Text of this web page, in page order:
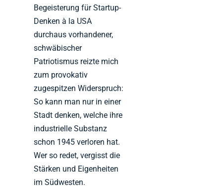
Begeisterung für Startup-
Denken à la USA
durchaus vorhandener,
schwäbischer
Patriotismus reizte mich
zum provokativ
zugespitzen Widerspruch:
So kann man nur in einer
Stadt denken, welche ihre
industrielle Substanz
schon 1945 verloren hat.
Wer so redet, vergisst die
Stärken und Eigenheiten
im Südwesten.